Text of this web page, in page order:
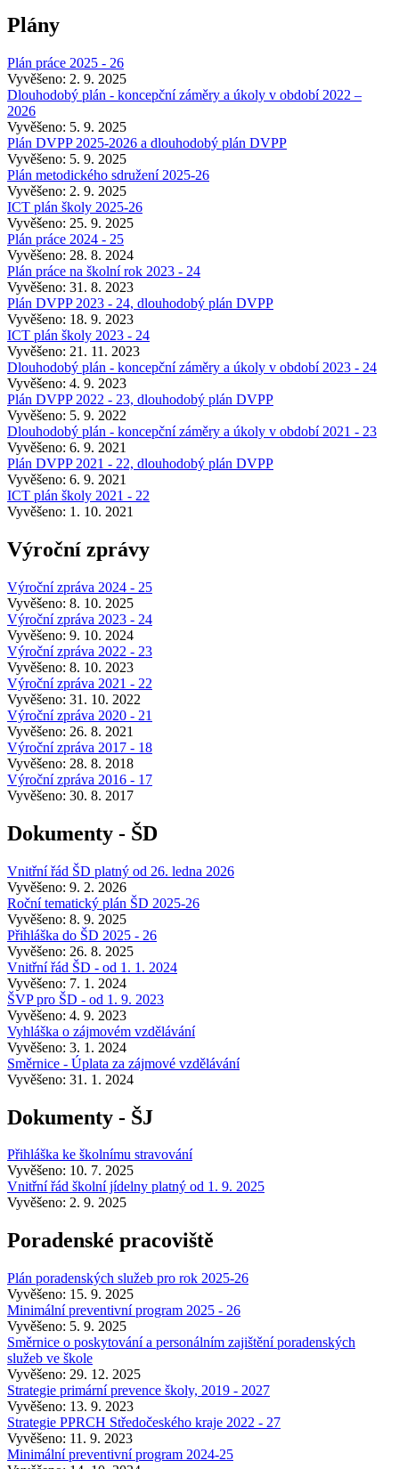
Plány
Plán práce 2025 - 26
Vyvěšeno: 2. 9. 2025
Dlouhodobý plán - koncepční záměry a úkoly v období 2022 –
2026
Vyvěšeno: 5. 9. 2025
Plán DVPP 2025-2026 a dlouhodobý plán DVPP
Vyvěšeno: 5. 9. 2025
Plán metodického sdružení 2025-26
Vyvěšeno: 2. 9. 2025
ICT plán školy 2025-26
Vyvěšeno: 25. 9. 2025
Plán práce 2024 - 25
Vyvěšeno: 28. 8. 2024
Plán práce na školní rok 2023 - 24
Vyvěšeno: 31. 8. 2023
Plán DVPP 2023 - 24, dlouhodobý plán DVPP
Vyvěšeno: 18. 9. 2023
ICT plán školy 2023 - 24
Vyvěšeno: 21. 11. 2023
Dlouhodobý plán - koncepční záměry a úkoly v období 2023 - 24
Vyvěšeno: 4. 9. 2023
Plán DVPP 2022 - 23, dlouhodobý plán DVPP
Vyvěšeno: 5. 9. 2022
Dlouhodobý plán - koncepční záměry a úkoly v období 2021 - 23
Vyvěšeno: 6. 9. 2021
Plán DVPP 2021 - 22, dlouhodobý plán DVPP
Vyvěšeno: 6. 9. 2021
ICT plán školy 2021 - 22
Vyvěšeno: 1. 10. 2021
Výroční zprávy
Výroční zpráva 2024 - 25
Vyvěšeno: 8. 10. 2025
Výroční zpráva 2023 - 24
Vyvěšeno: 9. 10. 2024
Výroční zpráva 2022 - 23
Vyvěšeno: 8. 10. 2023
Výroční zpráva 2021 - 22
Vyvěšeno: 31. 10. 2022
Výroční zpráva 2020 - 21
Vyvěšeno: 26. 8. 2021
Výroční zpráva 2017 - 18
Vyvěšeno: 28. 8. 2018
Výroční zpráva 2016 - 17
Vyvěšeno: 30. 8. 2017
Dokumenty - ŠD
Vnitřní řád ŠD platný od 26. ledna 2026
Vyvěšeno: 9. 2. 2026
Roční tematický plán ŠD 2025-26
Vyvěšeno: 8. 9. 2025
Přihláška do ŠD 2025 - 26
Vyvěšeno: 26. 8. 2025
Vnitřní řád ŠD - od 1. 1. 2024
Vyvěšeno: 7. 1. 2024
ŠVP pro ŠD - od 1. 9. 2023
Vyvěšeno: 4. 9. 2023
Vyhláška o zájmovém vzdělávání
Vyvěšeno: 3. 1. 2024
Směrnice - Úplata za zájmové vzdělávání
Vyvěšeno: 31. 1. 2024
Dokumenty - ŠJ
Přihláška ke školnímu stravování
Vyvěšeno: 10. 7. 2025
Vnitřní řád školní jídelny platný od 1. 9. 2025
Vyvěšeno: 2. 9. 2025
Poradenské pracoviště
Plán poradenských služeb pro rok 2025-26
Vyvěšeno: 15. 9. 2025
Minimální preventivní program 2025 - 26
Vyvěšeno: 5. 9. 2025
Směrnice o poskytování a personálním zajištění poradenských
služeb ve škole
Vyvěšeno: 29. 12. 2025
Strategie primární prevence školy, 2019 - 2027
Vyvěšeno: 13. 9. 2023
Strategie PPRCH Středočeského kraje 2022 - 27
Vyvěšeno: 11. 9. 2023
Minimální preventivní program 2024-25